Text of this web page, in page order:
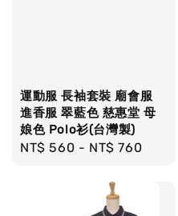
運動服 長袖套裝 廟會服
進香服 翠藍色 慈惠堂 母
娘色 Polo衫(台灣製)
Regular
NT$ 560 - NT$ 760